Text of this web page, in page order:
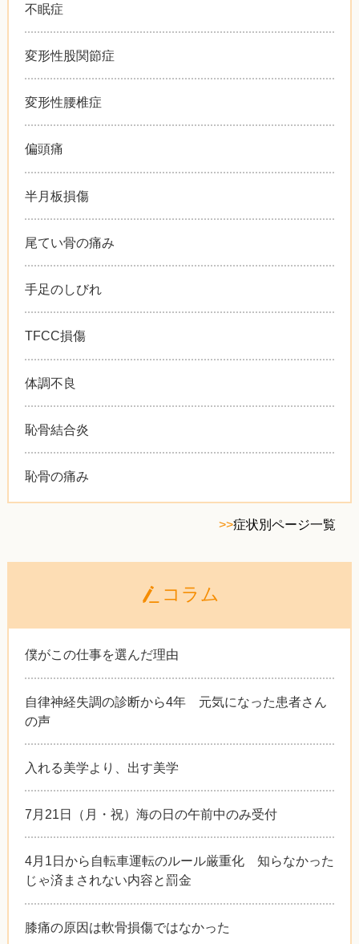
不眠症
変形性股関節症
変形性腰椎症
偏頭痛
半月板損傷
尾てい骨の痛み
手足のしびれ
TFCC損傷
体調不良
恥骨結合炎
恥骨の痛み
>>症状別ページ一覧
コラム
僕がこの仕事を選んだ理由
自律神経失調の診断から4年 元気になった患者さん
の声
入れる美学より、出す美学
7月21日（月・祝）海の日の午前中のみ受付
4月1日から自転車運転のルール厳重化 知らなかった
じゃ済まされない内容と罰金
膝痛の原因は軟骨損傷ではなかった